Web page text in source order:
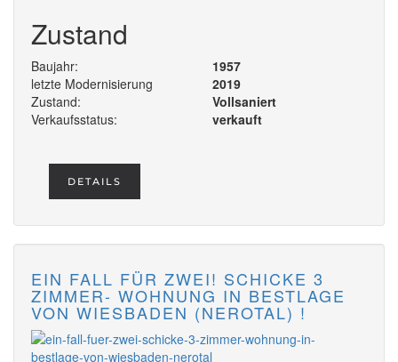
Zustand
Baujahr:
1957
letzte Modernisierung
2019
Zustand:
Vollsaniert
Verkaufsstatus:
verkauft
DETAILS
EIN FALL FÜR ZWEI! SCHICKE 3
ZIMMER- WOHNUNG IN BESTLAGE
VON WIESBADEN (NEROTAL) !